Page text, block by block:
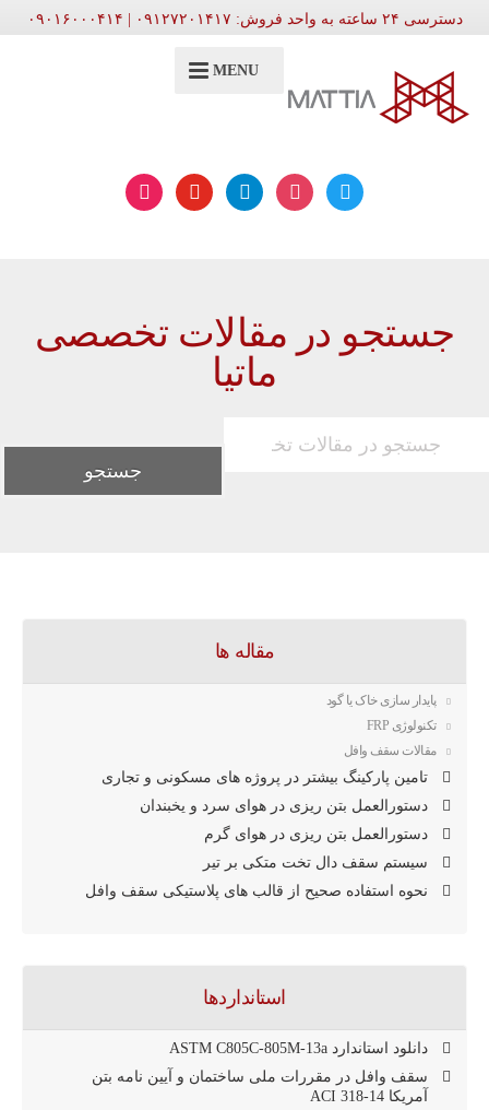
دسترسی ۲۴ ساعته به واحد فروش: ۰۹۱۲۷۲۰۱۴۱۷ | ۰۹۰۱۶۰۰۰۴۱۴
MENU
twitter
instagram
telegram
youtube
aparat
جستجو در مقالات تخصصی
ماتیا
جستجو
مقاله ها
پایدار سازی خاک یا گود
تکنولوژی FRP
مقالات سقف وافل
تامین پارکینگ بیشتر در پروژه های مسکونی و تجاری
دستورالعمل بتن ریزی در هوای سرد و یخبندان
دستورالعمل بتن ریزی در هوای گرم
سیستم سقف دال تخت متکی بر تیر
نحوه استفاده صحیح از قالب های پلاستیکی سقف وافل
استانداردها
دانلود استاندارد ASTM C805C-805M-13a
سقف وافل در مقررات ملی ساختمان و آیین نامه بتن
آمریکا ACI 318-14